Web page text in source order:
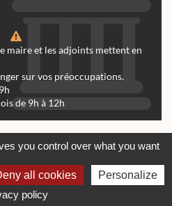
maire et les adjoints mettent en
sur vos préoccupations.
de 9h à 12h
Mentions légales
Mairie de Réalmont 2024 -
Web RK Création
you control over what you want
all cookies
Personalize
policy